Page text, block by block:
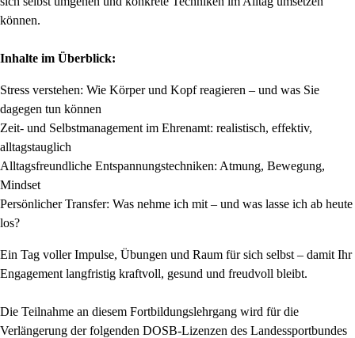
können.
Inhalte im Überblick:
Stress verstehen: Wie Körper und Kopf reagieren – und was Sie
dagegen tun können
Zeit- und Selbstmanagement im Ehrenamt: realistisch, effektiv,
alltagstauglich
Alltagsfreundliche Entspannungstechniken: Atmung, Bewegung,
Mindset
Persönlicher Transfer: Was nehme ich mit – und was lasse ich ab heute
los?
Ein Tag voller Impulse, Übungen und Raum für sich selbst – damit Ihr
Engagement langfristig kraftvoll, gesund und freudvoll bleibt.
Die Teilnahme an diesem Fortbildungslehrgang wird für die
Verlängerung der folgenden DOSB-Lizenzen des Landessportbundes